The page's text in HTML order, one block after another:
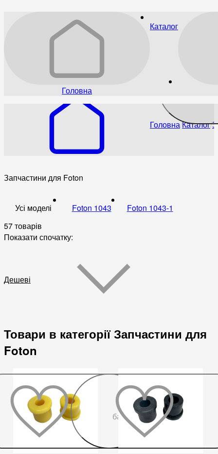
Головна
Каталог
ГоловнаКаталог
Запчастини для Foton
Усі моделі Foton 1043
Foton 1043-1
57 товарів
Показати спочатку:
Дешеві
Товари в категорії Запчастини для
Foton
До
бажаного